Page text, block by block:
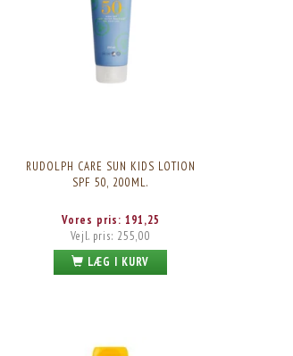
RUDOLPH CARE SUN KIDS LOTION
SPF 50, 200ML.
Vores pris: 191,25
Vejl. pris: 255,00
LÆG I KURV